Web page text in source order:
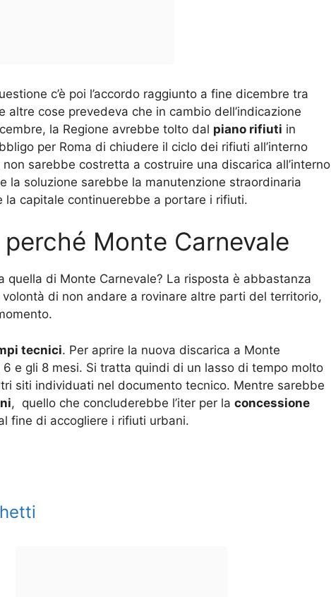
c’è poi l’accordo raggiunto a fine dicembre tra
altre cose prevedeva che in cambio dell’indicazione
la Regione avrebbe tolto dal piano rifiuti in
per Roma di chiudere il ciclo dei rifiuti all’interno
non sarebbe costretta a costruire una discarica all’interno
la soluzione sarebbe la manutenzione straordinaria
la capitale continuerebbe a portare i rifiuti.
Monte Carnevale
quella di Monte Carnevale? La risposta è abbastanza
di non andare a rovinare altre parti del territorio,
tecnici. Per aprire la nuova discarica a Monte
e gli 8 mesi. Si tratta quindi di un lasso di tempo molto
siti individuati nel documento tecnico. Mentre sarebbe
, quello che concluderebbe l’iter per la concessione
fine di accogliere i rifiuti urbani.